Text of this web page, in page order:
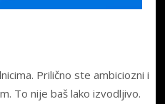
Prilično ste ambiciozni i
To nije baš lako izvodljivo.